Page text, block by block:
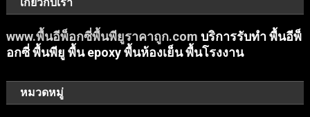
www.พื้นอีพ็อกซี่พื้นพียูราคาถูก.com บริการรับทำ พื้นอีพ็
อกซี่ พื้นพียู พื้น epoxy พื้นห้องเย็น พื้นโรงงาน
หมวดหมู่